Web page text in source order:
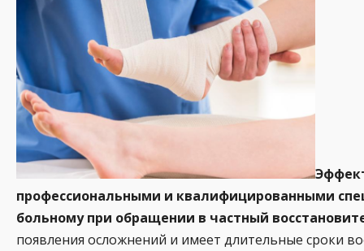
профессиональными и квалифицированными
больному при обращении в частный
появления осложнений и имеет длительные сроки